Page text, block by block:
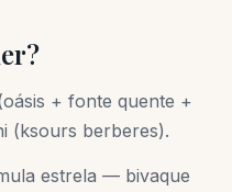
+ fonte quente +
(ksours berberes).
estrela — bivaque